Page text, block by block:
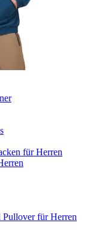
für Herren
Pullover für Herren